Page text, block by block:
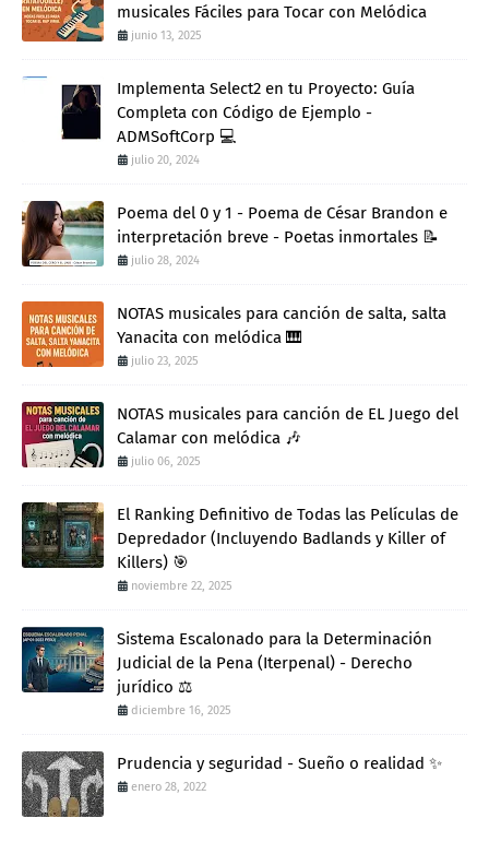
musicales Fáciles para Tocar con Melódica
junio 13, 2025
Implementa Select2 en tu Proyecto: Guía
Completa con Código de Ejemplo -
ADMSoftCorp 💻
julio 20, 2024
Poema del 0 y 1 - Poema de César Brandon e
interpretación breve - Poetas inmortales 📝
julio 28, 2024
NOTAS musicales para canción de salta, salta
Yanacita con melódica 🎹
julio 23, 2025
NOTAS musicales para canción de EL Juego del
Calamar con melódica 🎶
julio 06, 2025
El Ranking Definitivo de Todas las Películas de
Depredador (Incluyendo Badlands y Killer of
Killers) 🎯
noviembre 22, 2025
Sistema Escalonado para la Determinación
Judicial de la Pena (Iterpenal) - Derecho
jurídico ⚖️
diciembre 16, 2025
Prudencia y seguridad - Sueño o realidad ✨
enero 28, 2022